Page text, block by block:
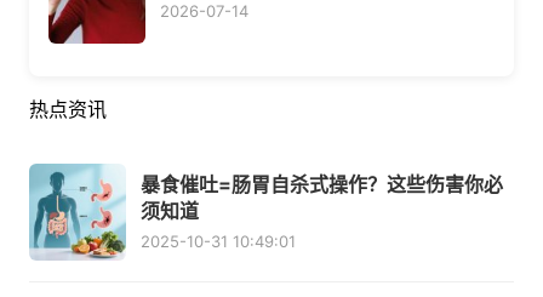
2026-07-14
热点资讯
暴食催吐=肠胃自杀式操作？这些伤害你必
须知道
2025-10-31 10:49:01